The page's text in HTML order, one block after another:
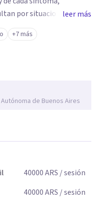
por situaciones de
inhibiciones,
subjetivos y otros
pueda interrogar
frente a su
leer más
+7 más
Autónoma de Buenos Aires
40000ARS / sesión
40000ARS / sesión